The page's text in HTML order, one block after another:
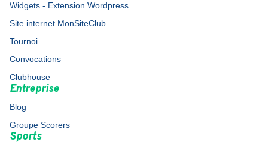
Widgets - Extension Wordpress
Site internet MonSiteClub
Tournoi
Convocations
Clubhouse
Entreprise
Blog
Groupe Scorers
Sports